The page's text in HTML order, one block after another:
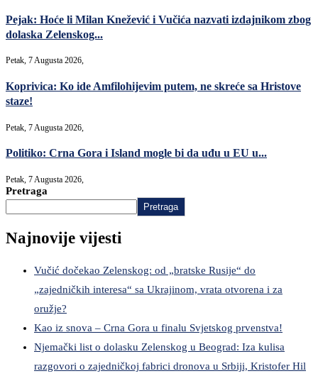
Pejak: Hoće li Milan Knežević i Vučića nazvati izdajnikom zbog
dolaska Zelenskog...
Petak, 7 Augusta 2026,
Koprivica: Ko ide Amfilohijevim putem, ne skreće sa Hristove
staze!
Petak, 7 Augusta 2026,
Politiko: Crna Gora i Island mogle bi da uđu u EU u...
Petak, 7 Augusta 2026,
Pretraga
Pretraga
Najnovije vijesti
Vučić dočekao Zelenskog: od „bratske Rusije“ do
„zajedničkih interesa“ sa Ukrajinom, vrata otvorena i za
oružje?
Kao iz snova – Crna Gora u finalu Svjetskog prvenstva!
Njemački list o dolasku Zelenskog u Beograd: Iza kulisa
razgovori o zajedničkoj fabrici dronova u Srbiji, Kristofer Hil